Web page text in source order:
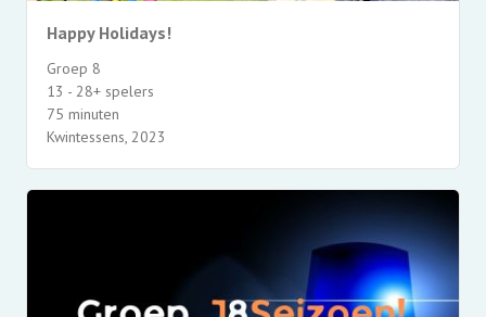
Happy Holidays!
Groep 8
13 - 28+ spelers
75 minuten
Kwintessens, 2023